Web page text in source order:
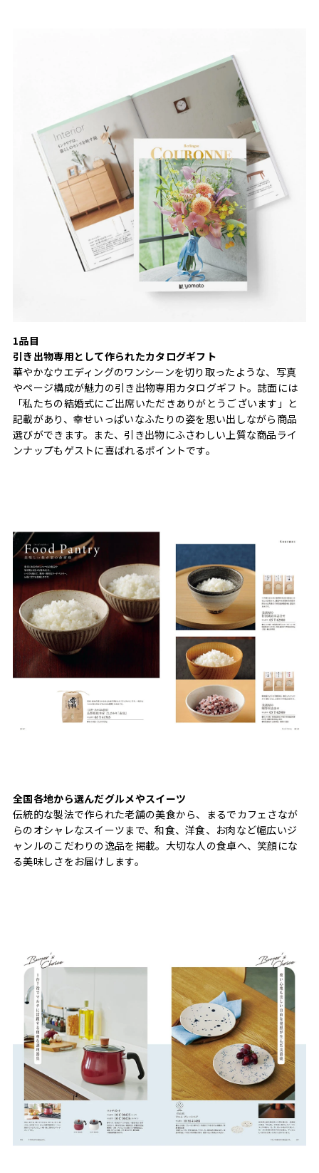
1品目
引き出物専用として作られたカタログギフト
華やかなウエディングのワンシーンを切り取ったような、写真
やページ構成が魅力の引き出物専用カタログギフト。誌面には
「私たちの結婚式にご出席いただきありがとうございます」と
記載があり、幸せいっぱいなふたりの姿を思い出しながら商品
選びができます。また、引き出物にふさわしい上質な商品ライ
ンナップもゲストに喜ばれるポイントです。
全国各地から選んだグルメやスイーツ
伝統的な製法で作られた老舗の美食から、まるでカフェさなが
らのオシャレなスイーツまで、和食、洋食、お肉など幅広いジ
ャンルのこだわりの逸品を掲載。大切な人の食卓へ、笑顔にな
る美味しさをお届けします。